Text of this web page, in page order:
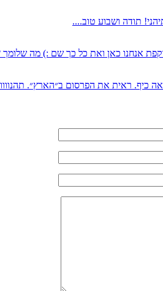
תודה ושבוע טוב....
אנחנו כאן ואת כל כך שם :) מה שלומך
כיף. ראית את הפרסום ב״הארץ״.